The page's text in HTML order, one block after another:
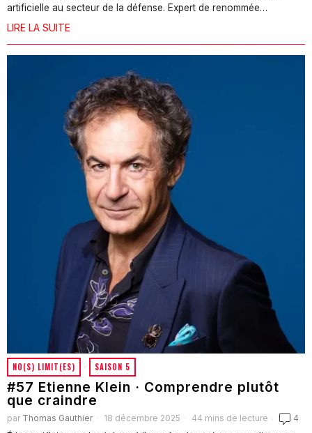
artificielle au secteur de la défense. Expert de renommée…
LIRE LA SUITE
NO(S) LIMIT(ES) · SAISON 5
#57 Etienne Klein · Comprendre plutôt
que craindre
par Thomas Gauthier 18 décembre 2025 44 mins de lecture 4